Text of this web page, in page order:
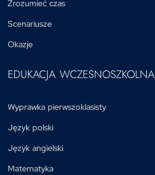
Zrozumieć czas
Scenariusze
Okazje
EDUKACJA WCZESNOSZKOLNA
Wyprawka pierwszoklasisty
Język polski
Język angielski
Matematyka